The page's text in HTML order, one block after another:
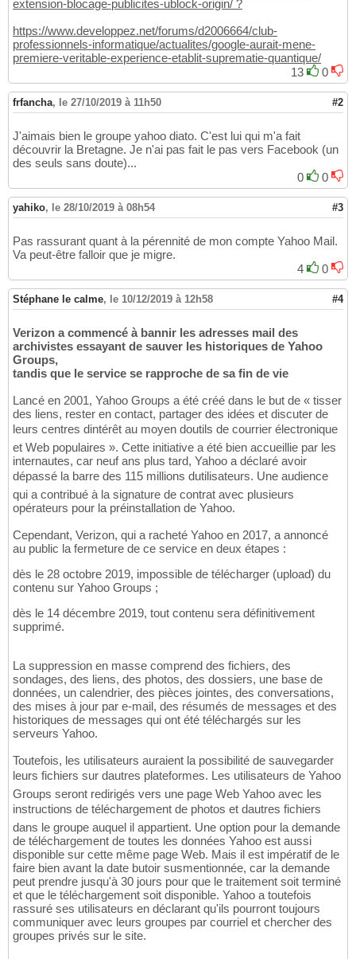
extension-blocage-publicites-ublock-origin/ ?
https://www.developpez.net/forums/d2006664/club-
professionnels-informatique/actualites/google-aurait-mene-
premiere-veritable-experience-etablit-suprematie-quantique/
13
0
frfancha, le 27/10/2019 à 11h50 #2
J'aimais bien le groupe yahoo diato. C'est lui qui m'a fait
découvrir la Bretagne. Je n'ai pas fait le pas vers Facebook (un
des seuls sans doute)...
0
0
yahiko, le 28/10/2019 à 08h54 #3
Pas rassurant quant à la pérennité de mon compte Yahoo Mail.
Va peut-être falloir que je migre.
4
0
Stéphane le calme, le 10/12/2019 à 12h58 #4
Verizon a commencé à bannir les adresses mail des
archivistes essayant de sauver les historiques de Yahoo
Groups,
tandis que le service se rapproche de sa fin de vie
Lancé en 2001, Yahoo Groups a été créé dans le but de « tisser
des liens, rester en contact, partager des idées et discuter de
leurs centres dintérêt au moyen doutils de courrier électronique
et Web populaires ». Cette initiative a été bien accueillie par les
internautes, car neuf ans plus tard, Yahoo a déclaré avoir
dépassé la barre des 115 millions dutilisateurs. Une audience
qui a contribué à la signature de contrat avec plusieurs
opérateurs pour la préinstallation de Yahoo.
Cependant, Verizon, qui a racheté Yahoo en 2017, a annoncé
au public la fermeture de ce service en deux étapes :
dès le 28 octobre 2019, impossible de télécharger (upload) du
contenu sur Yahoo Groups ;
dès le 14 décembre 2019, tout contenu sera définitivement
supprimé.
La suppression en masse comprend des fichiers, des
sondages, des liens, des photos, des dossiers, une base de
données, un calendrier, des pièces jointes, des conversations,
des mises à jour par e-mail, des résumés de messages et des
historiques de messages qui ont été téléchargés sur les
serveurs Yahoo.
Toutefois, les utilisateurs auraient la possibilité de sauvegarder
leurs fichiers sur dautres plateformes. Les utilisateurs de Yahoo
Groups seront redirigés vers une page Web Yahoo avec les
instructions de téléchargement de photos et dautres fichiers
dans le groupe auquel il appartient. Une option pour la demande
de téléchargement de toutes les données Yahoo est aussi
disponible sur cette même page Web. Mais il est impératif de le
faire bien avant la date butoir susmentionnée, car la demande
peut prendre jusqu'à 30 jours pour que le traitement soit terminé
et que le téléchargement soit disponible. Yahoo a toutefois
rassuré ses utilisateurs en déclarant qu'ils pourront toujours
communiquer avec leurs groupes par courriel et chercher des
groupes privés sur le site.